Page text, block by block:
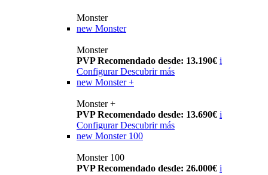
Monster
new Monster
Monster
PVP Recomendado desde: 13.190€ i
Configurar Descubrir más
new Monster +
Monster +
PVP Recomendado desde: 13.690€ i
Configurar Descubrir más
new Monster 100
Monster 100
PVP Recomendado desde: 26.000€ i